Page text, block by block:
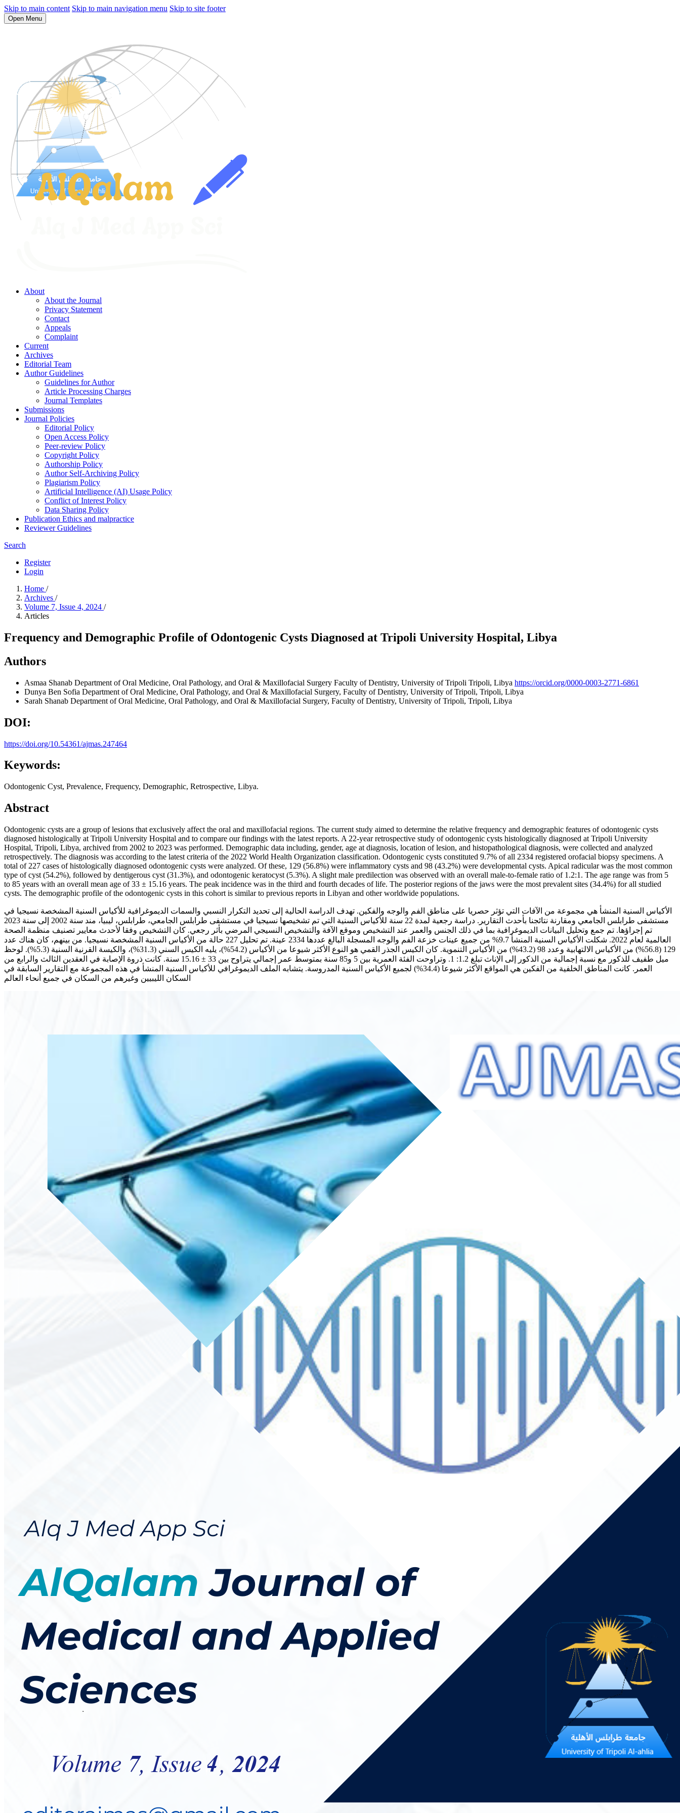
Skip to main content Skip to main navigation menu Skip to site footer
Open Menu
About
About the Journal
Privacy Statement
Contact
Appeals
Complaint
Current
Archives
Editorial Team
Author Guidelines
Guidelines for Author
Article Processing Charges
Journal Templates
Submissions
Journal Policies
Editorial Policy
Open Access Policy
Peer-review Policy
Copyright Policy
Authorship Policy
Author Self-Archiving Policy
Plagiarism Policy
Artificial Intelligence (AI) Usage Policy
Conflict of Interest Policy
Data Sharing Policy
Publication Ethics and malpractice
Reviewer Guidelines
Search
Register
Login
Home /
Archives /
Volume 7, Issue 4, 2024 /
Articles
Frequency and Demographic Profile of Odontogenic Cysts Diagnosed at Tripoli University Hospital, Libya
Authors
Asmaa Shanab Department of Oral Medicine, Oral Pathology, and Oral & Maxillofacial Surgery Faculty of Dentistry, University of Tripoli Tripoli, Libya https://orcid.org/0000-0003-2771-6861
Dunya Ben Sofia Department of Oral Medicine, Oral Pathology, and Oral & Maxillofacial Surgery, Faculty of Dentistry, University of Tripoli, Tripoli, Libya
Sarah Shanab Department of Oral Medicine, Oral Pathology, and Oral & Maxillofacial Surgery, Faculty of Dentistry, University of Tripoli, Tripoli, Libya
DOI:
https://doi.org/10.54361/ajmas.247464
Keywords:
Odontogenic Cyst, Prevalence, Frequency, Demographic, Retrospective, Libya.
Abstract
Odontogenic cysts are a group of lesions that exclusively affect the oral and maxillofacial regions. The current study aimed to determine the relative frequency and demographic features of odontogenic cysts
diagnosed histologically at Tripoli University Hospital and to compare our findings with the latest reports. A 22-year retrospective study of odontogenic cysts histologically diagnosed at Tripoli University
Hospital, Tripoli, Libya, archived from 2002 to 2023 was performed. Demographic data including, gender, age at diagnosis, location of lesion, and histopathological diagnosis, were collected and analyzed
retrospectively. The diagnosis was according to the latest criteria of the 2022 World Health Organization classification. Odontogenic cysts constituted 9.7% of all 2334 registered orofacial biopsy specimens. A
total of 227 cases of histologically diagnosed odontogenic cysts were analyzed. Of these, 129 (56.8%) were inflammatory cysts and 98 (43.2%) were developmental cysts. Apical radicular was the most common
type of cyst (54.2%), followed by dentigerous cyst (31.3%), and odontogenic keratocyst (5.3%). A slight male predilection was observed with an overall male-to-female ratio of 1.2:1. The age range was from 5
to 85 years with an overall mean age of 33 ± 15.16 years. The peak incidence was in the third and fourth decades of life. The posterior regions of the jaws were the most prevalent sites (34.4%) for all studied
cysts. The demographic profile of the odontogenic cysts in this cohort is similar to previous reports in Libyan and other worldwide populations.
الأكياس السنية المنشأ هي مجموعة من الآفات التي تؤثر حصريا على مناطق الفم والوجه والفكين. تهدف الدراسة الحالية إلى تحديد التكرار النسبي والسمات الديموغرافية للأكياس السنية المشخصة نسيجيا في
مستشفى طرابلس الجامعي ومقارنة نتائجنا بأحدث التقارير. دراسة رجعية لمدة 22 سنة للأكياس السنية التي تم تشخيصها نسيجيا في مستشفى طرابلس الجامعي، طرابلس، ليبيا، مند سنة 2002 إلى سنة 2023
تم إجراؤها. تم جمع وتحليل البيانات الديموغرافية بما في ذلك الجنس والعمر عند التشخيص وموقع الآفة والتشخيص النسيجي المرضي بأثر رجعي. كان التشخيص وفقا لأحدث معايير تصنيف منظمة الصحة
العالمية لعام 2022. شكلت الأكياس السنية المنشأ 9.7% من جميع عينات خزعة الفم والوجه المسجلة البالغ عددها 2334 عينة. تم تحليل 227 حالة من الأكياس السنية المشخصة نسيجيا. من بينهم، كان هناك عدد
129 (56.8%) من الأكياس الالتهابية وعدد 98 (43.2%) من الأكياس التنموية. كان الكيس الجذر القمي هو النوع الأكثر شيوعا من الأكياس (54.2%)، يليه الكيس السني (31.3%)، والكيسة القرنية السنية (5.3%). لوحظ
ميل طفيف للذكور مع نسبة إجمالية من الذكور إلى الإناث تبلغ 1.2: 1. وتراوحت الفئة العمرية بين 5 و85 سنة بمتوسط عمر إجمالي يتراوح بين 33 ± 15.16 سنة. كانت ذروة الإصابة في العقدين الثالث والرابع من
العمر. كانت المناطق الخلفية من الفكين هي المواقع الأكثر شيوعا (34.4%) لجميع الأكياس السنية المدروسة. يتشابه الملف الديموغرافي للأكياس السنية المنشأ في هذه المجموعة مع التقارير السابقة في
السكان الليبيين وغيرهم من السكان في جميع أنحاء العالم